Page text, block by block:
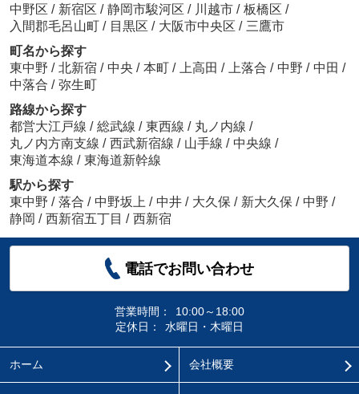
中野区 / 新宿区 / 静岡市駿河区 / 川越市 / 板橋区 /
入間郡毛呂山町 / 目黒区 / 大阪市中央区 / 三鷹市
町名から探す
東中野 / 北新宿 / 中央 / 本町 / 上高田 / 上落合 / 中野 / 中田 /
中落合 / 弥生町
路線から探す
都営大江戸線 / 総武線 / 東西線 / 丸ノ内線 /
丸ノ内方南支線 / 西武新宿線 / 山手線 / 中央線 /
東海道本線 / 東海道新幹線
駅から探す
東中野 / 落合 / 中野坂上 / 中井 / 大久保 / 新大久保 / 中野 /
静岡 / 西新宿五丁目 / 西新宿
電話でお問い合わせ
営業時間：
10:00～18:00
定休日：
水曜日・木曜日
ホーム 会社概要